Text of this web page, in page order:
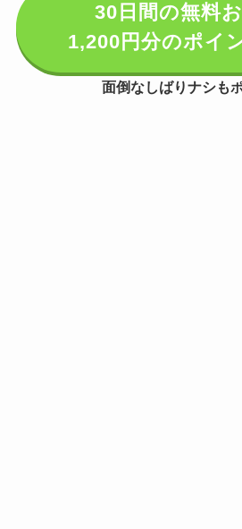
30日間の無料
1,200円分のポイ
面倒なしばりナシも